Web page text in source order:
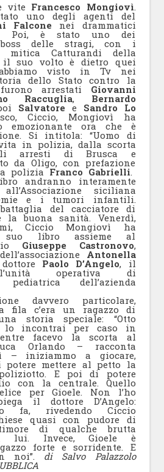
vite Francesco Mongiovì.
uno degli agenti del
Falcone nei drammatici
Poi, è stato uno dei
delle stragi, con i
mitica Catturandi della
il suo volto è dietro quei
visto in Tv nei
dello Stato contro la
arrestati Giovanni
Raccuglia, Bernardo
Salvatore e Sandro Lo
Ciccio, Mongiovì ha
ora che è
Si intitola: “Uomo di
in polizia, dalla scorta
arresti di Brusca e
da Oligo, con prefazione
poliziaFranco Gabrielli.
andranno interamente
all’Associazione siciliana
e i tumori infantili.
del cacciatore di
la buona sanità. Venerdì,
Ciccio Mongiovì ha
suo libro assieme al
Giuseppe Castronovo,
Antonella
Paolo D’Angelo, il
operativa di
pediatrica dell’azienda
davvero particolare,
fila c’era un ragazzo di
storia speciale: “Otto
lo incontrai per caso in
facevo la scorta al
Orlando – racconta
– iniziammo a giocare,
mettere al petto la
E poi di potere
con la centrale. Quello
per Gioele. Non l’ho
il dottore D’Angelo:
fa, rivedendo Ciccio
quasi con pudore di
di qualche brutta
Invece, Gioele è
forte e sorridente. E
noi”. di Salvo Palazzolo